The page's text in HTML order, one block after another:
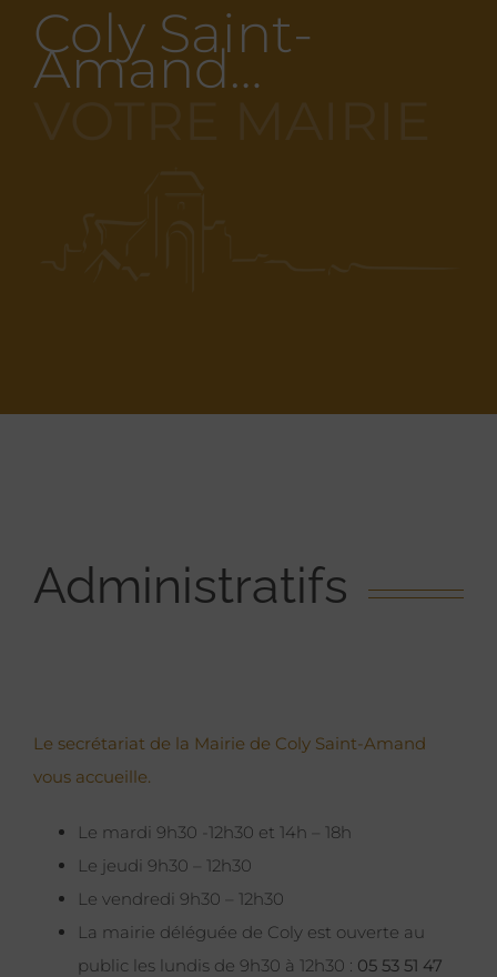
Coly Saint-
Amand…
Administratifs
Le secrétariat de la Mairie de Coly Saint-Amand
vous accueille.
Le mardi 9h30 -12h30 et 14h – 18h
Le jeudi 9h30 – 12h30
Le vendredi 9h30 – 12h30
La mairie déléguée de Coly est ouverte au
public les lundis de 9h30 à 12h30 : 05 53 51 47